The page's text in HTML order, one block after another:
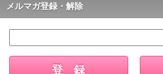
メルマガ登録・解除